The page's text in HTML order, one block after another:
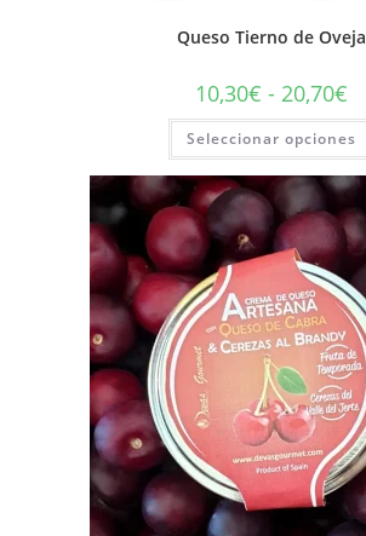
Queso Tierno de Oveja
10,30€ - 20,70€
Seleccionar opciones